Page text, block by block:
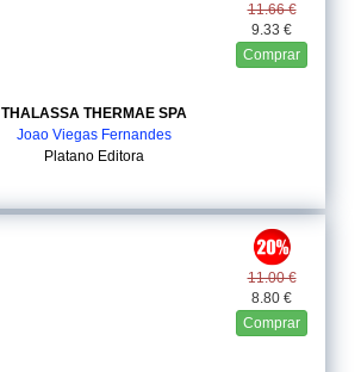
11.66 €
9.33 €
Comprar
THALASSA THERMAE SPA
Joao Viegas Fernandes
Platano Editora
11.00 €
8.80 €
Comprar